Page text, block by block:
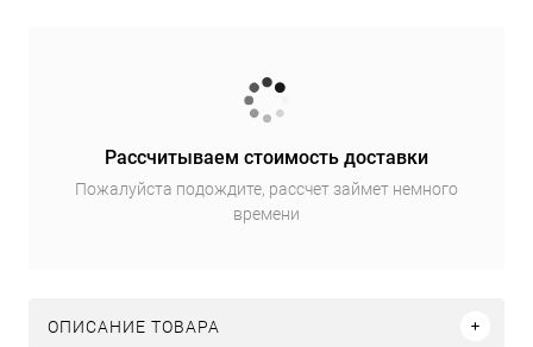
Рассчитываем стоимость доставки
Пожалуйста подождите, рассчет займет немного
времени
ОПИСАНИЕ ТОВАРА